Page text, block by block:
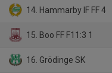
14. Hammarby IF FF 4
15. Boo FF F11:3 1
16. Grödinge SK